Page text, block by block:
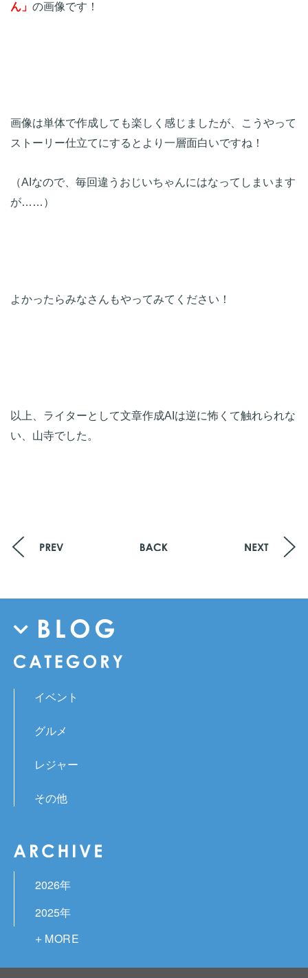
ん」 の画像です！
画像は単体で作成しても楽しく感じましたが、こうやって
ストーリー仕立てにするとより一層面白いですね！
（AIなので、毎回違うおじいちゃんにはなってしまいます
が……）
よかったらみなさんもやってみてください！
以上、ライターとして文章作成AIは逆に怖くて触れられな
い、山寺でした。
イベント
グルメ
レジャー
その他
2026年
2025年
2024年
2023年